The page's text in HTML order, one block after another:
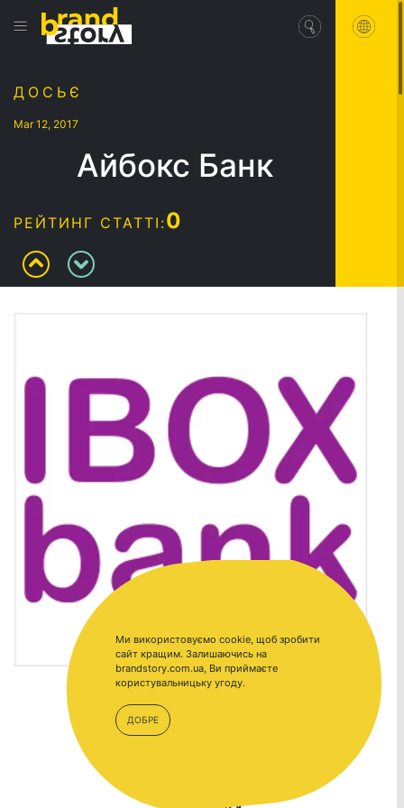
ДОСЬЄ
Mar 12, 2017
Айбокс Банк
РЕЙТИНГ СТАТТІ:0
BrandStory
Ми використовуємо cookie, щоб зробити
сайт кращим. Залишаючись на
brandstory.com.ua, Ви приймаєте
користувальницьку угоду.
ДОБРЕ